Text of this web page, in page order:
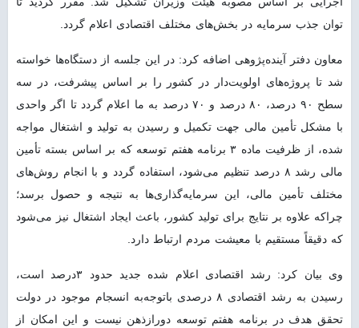
توان جذب سرمایه در بخش‌های مختلف اقتصادی اعلام گردد.
معاون دفتر آینده‌پژوهی اضافه کرد: در این جلسه از دستگاه‌ها خواسته
شد تا پروژه‌های اولویت‌دار در کشور را بر اساس پیشرفت، در سه
سطح ۹۰ درصد، ۸۰ درصد و ۷۰ درصد به ما اعلام گردد تا اگر واحدی
با مشکل تأمین مالی جهت تکمیل و رسیدن به تولید و اشتغال مواجه
شده، از ظرفیت ماده ۳ برنامه هفتم توسعه که بر اساس بسته تأمین
مالی رشد ۸ درصد تنظیم می‌شود، استفاده گردد و با انجام روش‌های
مختلف تأمین مالی، این سرمایه‌گذاری‌ها به نتیجه و حصول برسد؛
چراکه علاوه بر نتایج برای تولید کشور، باعث ایجاد اشتغال نیز می‌شود
که دقیقاً مستقیم با معیشت مردم ارتباط دارد.
وی بیان کرد: رشد اقتصادی اعلام شده جدید حدود ۳درصد است،
رسیدن به رشد اقتصادی ۸ درصدی باتوجه‌به انسجام موجود در دولت
تحقق هدف در برنامه هفتم توسعه دورازذهن نیست و این امکان از